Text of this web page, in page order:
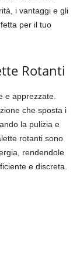
i vantaggi e gli
per il tuo
Rotanti
e apprezzate.
che sposta i
la pulizia e
rotanti sono
rendendole
e discreta.